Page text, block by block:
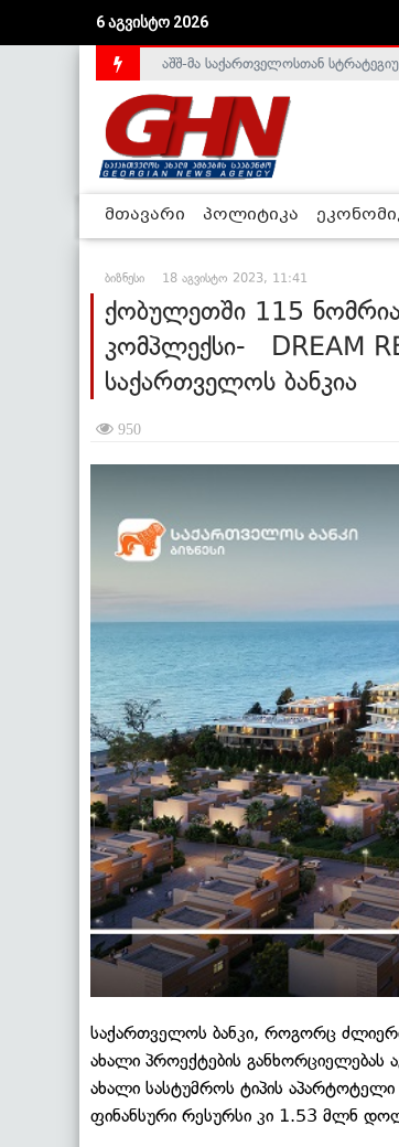
6 აგვისტო 2026
საქართველოს დე-ფაქტო მთავრობა
აშშ-მა საქართველოსთან
მთავარი პოლიტიკა
ბიზნესი 18 აგვისტო 2023, 11:41
ქობულეთში 115
კომპლექსი- DREAM
საქართველოს ბანკია
950
საქართველოს ბანკი, როგორც
ახალი პროექტების განხორციელებას
ახალი სასტუმროს ტიპის
ფინანსური რესურსი კი 1.53 მლნ